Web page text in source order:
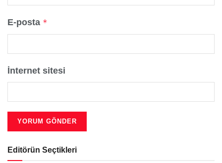
E-posta *
İnternet sitesi
Editörün Seçtikleri